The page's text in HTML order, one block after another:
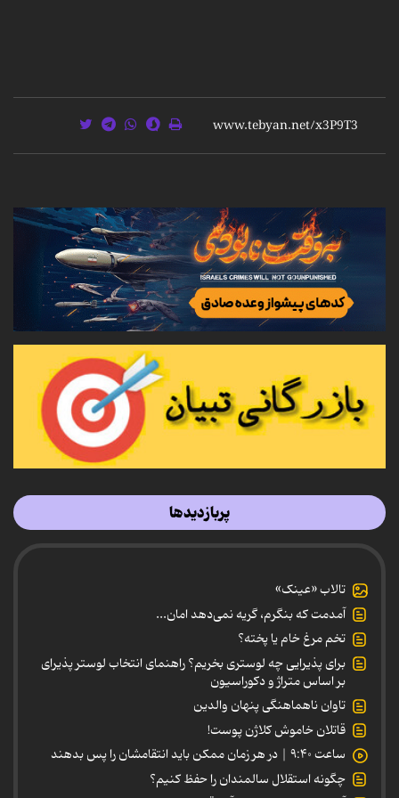
پربازدیدها
تالاب «عینک»
آمدمت که بنگرم، گریه نمی‌دهد امان...
تخم مرغ خام یا پخته؟
برای پذیرایی چه لوستری بخریم؟ راهنمای انتخاب لوستر پذیرای
بر اساس متراژ و دکوراسیون
تاوان ناهماهنگی پنهان والدین
قاتلان خاموش کلاژن پوست!
ساعت ۹:۴۰ | در هر زمان ممکن باید انتقامشان را پس بدهند
چگونه استقلال سالمندان را حفظ کنیم؟